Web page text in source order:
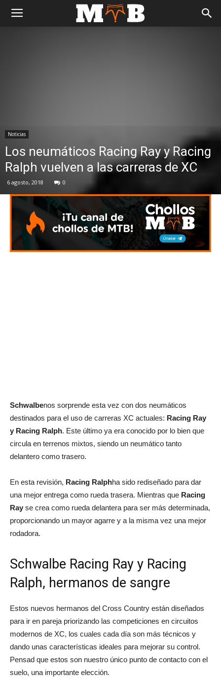
Noticias
Los neumáticos Racing Ray y Racing
Ralph vuelven a las carreras de XC
6 agosto, 2018 0
Schwalbenos sorprende esta vez con dos neumáticos
destinados para el uso de carreras XC actuales: Racing Ray
y Racing Ralph. Este último ya era conocido por lo bien que
circula en terrenos mixtos, siendo un neumático tanto
delantero como trasero.
En esta revisión, Racing Ralphha sido rediseñado para dar
una mejor entrega como rueda trasera. Mientras que Racing
Ray se crea como rueda delantera para ser más determinada,
proporcionando un mayor agarre y a la misma vez una mejor
rodadora.
Schwalbe Racing Ray y Racing
Ralph, hermanos de sangre
Estos nuevos hermanos del Cross Country están diseñados
para ir en pareja priorizando las competiciones en circuitos
modernos de XC, los cuales cada día son más técnicos y
dando unas características ideales para mejorar su control.
Pensad que estos son nuestro único punto de contacto con el
suelo, una importante elección.